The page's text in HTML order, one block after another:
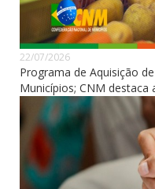
22/07/2026
Programa de Aquisição
Municípios; CNM destaca